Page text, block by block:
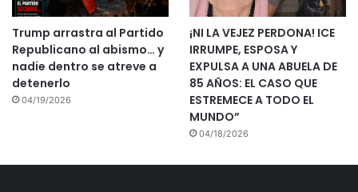
Trump arrastra al Partido
Republicano al abismo… y
nadie dentro se atreve a
detenerlo
04/19/2026
¡NI LA VEJEZ PERDONA! ICE
IRRUMPE, ESPOSA Y
EXPULSA A UNA ABUELA DE
85 AÑOS: EL CASO QUE
ESTREMECE A TODO EL
MUNDO”
04/18/2026